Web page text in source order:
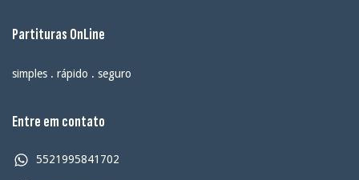
Partituras OnLine
simples . rápido . seguro
Entre em contato
5521995841702